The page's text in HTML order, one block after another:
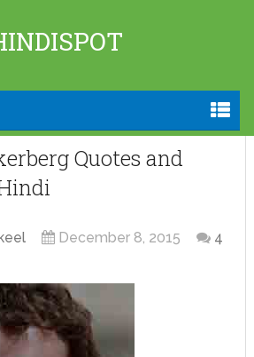
Quotes and
December 8, 2015
4